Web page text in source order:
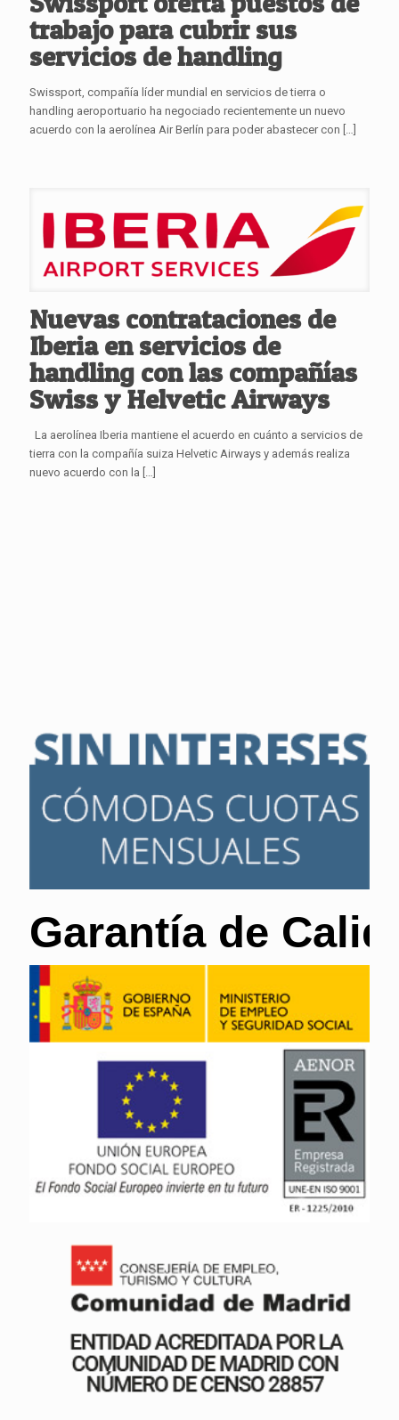
trabajo para cubrir sus
servicios de handling
Swissport, compañía líder mundial en servicios de tierra o
handling aeroportuario ha negociado recientemente un nuevo
acuerdo con la aerolínea Air Berlín para poder abastecer con […]
Nuevas contrataciones de
Iberia en servicios de
handling con las compañías
Swiss y Helvetic Airways
La aerolínea Iberia mantiene el acuerdo en cuánto a servicios de
tierra con la compañía suiza Helvetic Airways y además realiza
nuevo acuerdo con la
Garantía de